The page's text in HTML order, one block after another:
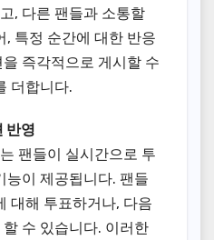
, 다른 팬들과 소통할
, 특정 순간에 대한 반응
즉각적으로 게시할 수
더합니다.
반영
팬들이 실시간으로 투
능이 제공됩니다. 팬들
대해 투표하거나, 다음
수 있습니다. 이러한